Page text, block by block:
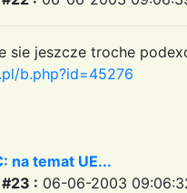
sie jeszcze troche
b.php?id=45276
na temat UE...
: 06-06-2003